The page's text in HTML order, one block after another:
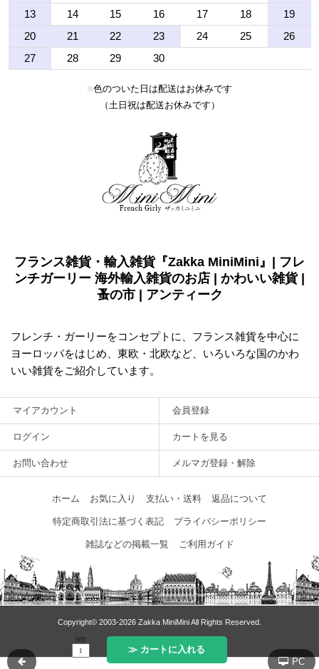
個数
≫ カートに入れる
13
14 15 16 17 18
19
20
21 22 23 24 25
26
27
28 29 30
■色のついた日は配送はお休みです
（土日祝は配送お休みです）
フランス雑貨・輸入雑貨『Zakka MiniMini』| フレ
ンチガーリー 海外輸入雑貨のお店 | かわいい雑貨 |
蚤の市 | アンティーク
フレンチ・ガーリーをコンセプトに、フランス雑貨を中心に
ヨーロッパをはじめ、東欧・北欧など、いろいろな国のかわ
いい雑貨をご紹介しています。
マイアカウント 会員登録
ログイン カートを見る
お問い合わせ メルマガ登録・解除
ホーム お気に入り 支払い・送料 返品について
特定商取引法に基づく表記 プライバシーポリシー
雑誌などの掲載一覧 ご利用ガイド
Copyright© 2003‐2026 Zakka MiniMini All Rights Reserved.
PC